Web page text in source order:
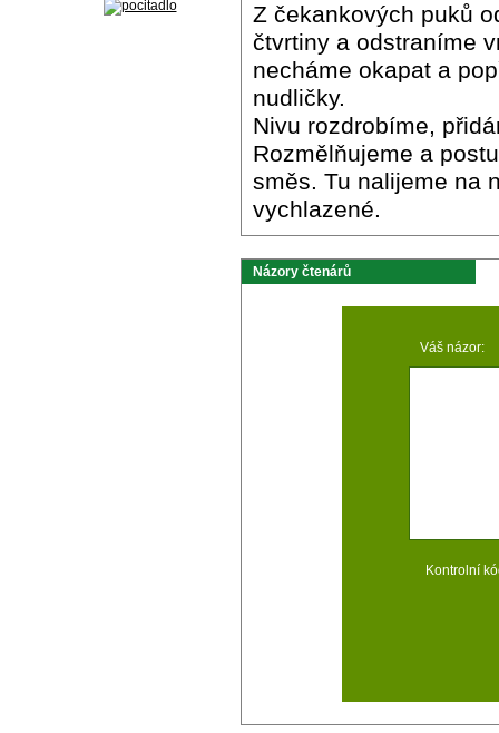
Z čekankových puků
čtvrtiny a odstraníme
necháme okapat a
nudličky.
Nivu rozdrobíme,
Rozmělňujeme a
směs. Tu nalijeme na
vychlazené.
Názory čtenárů
Váš názor:
Kontrolní